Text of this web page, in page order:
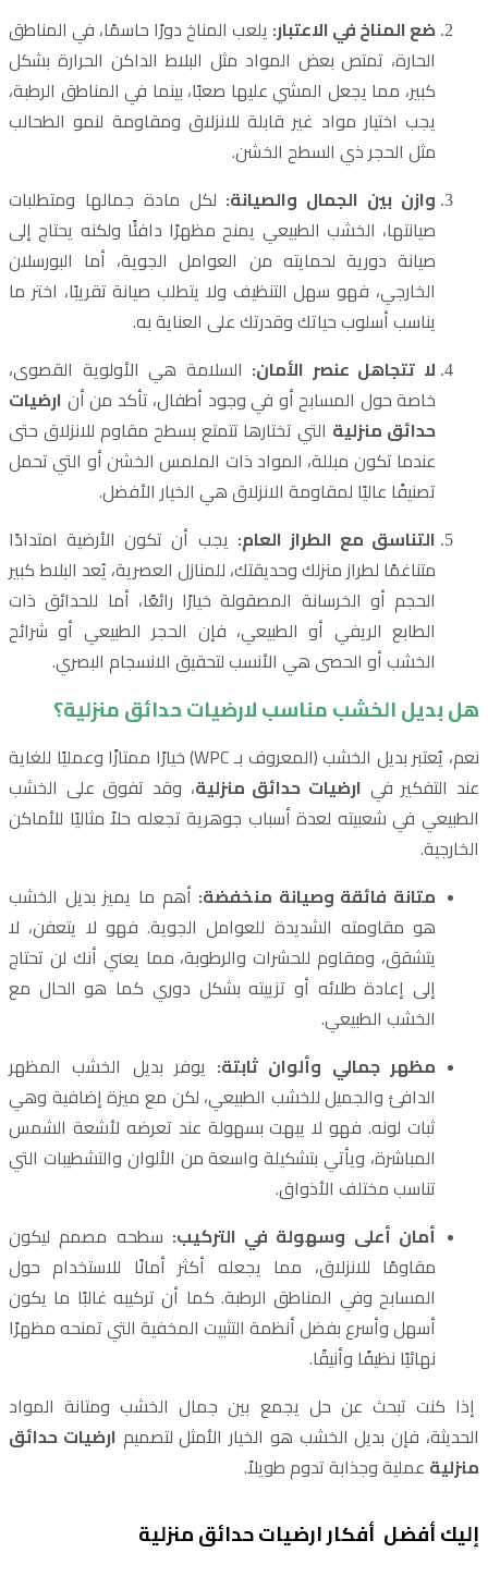
ضع المناخ في الاعتبار: يلعب المناخ دورًا حاسمًا، في المناطق
الحارة، تمتص بعض المواد مثل البلاط الداكن الحرارة بشكل
كبير، مما يجعل المشي عليها صعبًا، بينما في المناطق الرطبة،
يجب اختيار مواد غير قابلة للانزلاق ومقاومة لنمو الطحالب
مثل الحجر ذي السطح الخشن.
وازن بين الجمال والصيانة: لكل مادة جمالها ومتطلبات
صيانتها، الخشب الطبيعي يمنح مظهرًا دافئًا ولكنه يحتاج إلى
صيانة دورية لحمايته من العوامل الجوية، أما البورسلان
الخارجي، فهو سهل التنظيف ولا يتطلب صيانة تقريبًا، اختر ما
يناسب أسلوب حياتك وقدرتك على العناية به.
لا تتجاهل عنصر الأمان: السلامة هي الأولوية القصوى،
خاصة حول المسابح أو في وجود أطفال، تأكد من أن ارضيات
حدائق منزلية التي تختارها تتمتع بسطح مقاوم للانزلاق حتى
عندما تكون مبللة، المواد ذات الملمس الخشن أو التي تحمل
تصنيفًا عاليًا لمقاومة الانزلاق هي الخيار الأفضل.
التناسق مع الطراز العام: يجب أن تكون الأرضية امتدادًا
متناغمًا لطراز منزلك وحديقتك، للمنازل العصرية، يُعد البلاط كبير
الحجم أو الخرسانة المصقولة خيارًا رائعًا، أما للحدائق ذات
الطابع الريفي أو الطبيعي، فإن الحجر الطبيعي أو شرائح
الخشب أو الحصى هي الأنسب لتحقيق الانسجام البصري.
هل بديل الخشب مناسب لارضيات حدائق منزلية؟
نعم، يُعتبر بديل الخشب (المعروف بـ WPC) خيارًا ممتازًا وعمليًا للغاية
عند التفكير في ارضيات حدائق منزلية، وقد تفوق على الخشب
الطبيعي في شعبيته لعدة أسباب جوهرية تجعله حلاً مثاليًا للأماكن
الخارجية.
متانة فائقة وصيانة منخفضة: أهم ما يميز بديل الخشب
هو مقاومته الشديدة للعوامل الجوية. فهو لا يتعفن، لا
يتشقق، ومقاوم للحشرات والرطوبة، مما يعني أنك لن تحتاج
إلى إعادة طلائه أو تزييته بشكل دوري كما هو الحال مع
الخشب الطبيعي.
مظهر جمالي وألوان ثابتة: يوفر بديل الخشب المظهر
الدافئ والجميل للخشب الطبيعي، لكن مع ميزة إضافية وهي
ثبات لونه. فهو لا يبهت بسهولة عند تعرضه لأشعة الشمس
المباشرة، ويأتي بتشكيلة واسعة من الألوان والتشطيبات التي
تناسب مختلف الأذواق.
أمان أعلى وسهولة في التركيب: سطحه مصمم ليكون
مقاومًا للانزلاق، مما يجعله أكثر أمانًا للاستخدام حول
المسابح وفي المناطق الرطبة. كما أن تركيبه غالبًا ما يكون
أسهل وأسرع بفضل أنظمة التثبيت المخفية التي تمنحه مظهرًا
نهائيًا نظيفًا وأنيقًا.
إذا كنت تبحث عن حل يجمع بين جمال الخشب ومتانة المواد
الحديثة، فإن بديل الخشب هو الخيار الأمثل لتصميم ارضيات حدائق
منزلية عملية وجذابة تدوم طويلاً.
إليك أفضل أفكار ارضيات حدائق منزلية